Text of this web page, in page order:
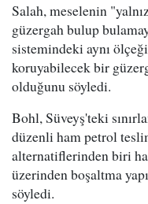
Salah, meselenin
güzergah bulup
sistemindeki aynı
koruyabilecek bir
olduğunu söyledi.
Bohl, Süveyş'teki
düzenli ham petrol
alternatiflerinden biri
üzerinden boşaltma
söyledi.